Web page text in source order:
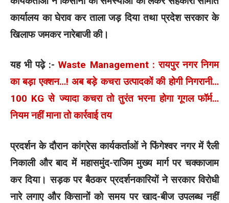
कार्यालय का घेराव कर ताला जड़ दिया तथा प्रदेश सरकार के
खिलाफ जमकर नारेबाजी की।
यह भी पढ़े :-Waste Management : रायपुर नगर निगम
का बड़ा एक्शन…! अब बड़े कचरा उत्पादकों की होगी निगरानी…
100 KG से ज्यादा कचरा तो तुरंत भरना होगा गूगल फॉर्म…
नियम नहीं माना तो कार्रवाई तय
प्रदर्शन के दौरान कांग्रेस कार्यकर्ताओं ने फिंगेश्वर नगर में रैली
निकाली और बाद में महासमुंद-राजिम मुख्य मार्ग पर चक्काजाम
कर दिया। सड़क पर बैठकर प्रदर्शनकारियों ने सरकार विरोधी
नारे लगाए और किसानों को समय पर खाद-बीज उपलब्ध नहीं